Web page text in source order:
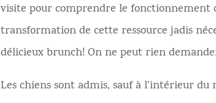
visite pour comprendre le fonctionnement
transformation de cette ressource jadis
délicieux brunch! On ne peut rien
Les chiens sont admis, sauf à l’intérieur du